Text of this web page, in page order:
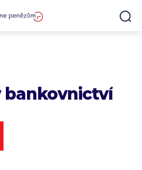
bankovnictví